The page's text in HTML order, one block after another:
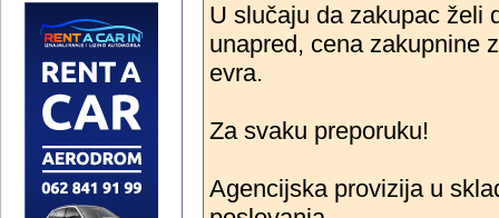
U slučaju da zakupac želi
unapred, cena zakupnine
evra.
Za svaku preporuku!
Agencijska provizija u